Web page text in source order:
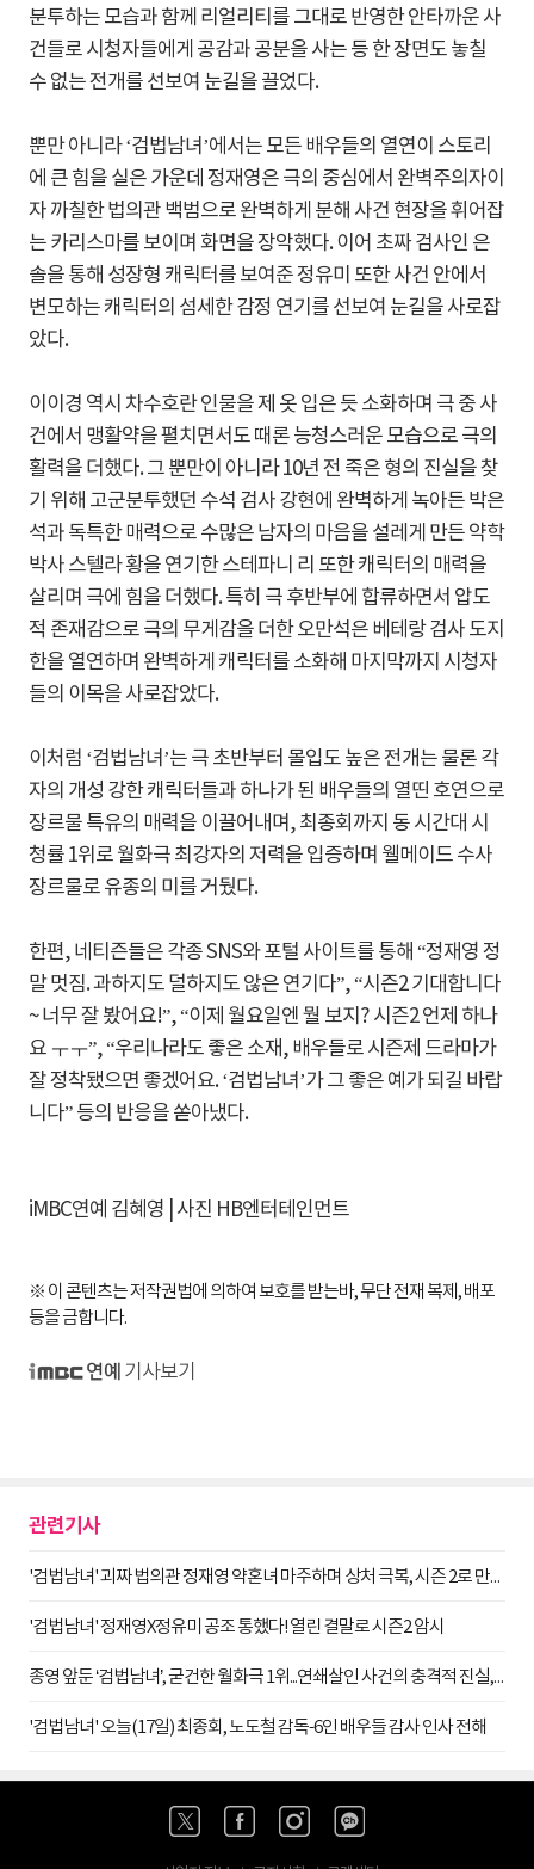
분투하는 모습과 함께 리얼리티를 그대로 반영한 안타까운 사
건들로 시청자들에게 공감과 공분을 사는 등 한 장면도 놓칠
수 없는 전개를 선보여 눈길을 끌었다.
뿐만 아니라 ‘검법남녀’에서는 모든 배우들의 열연이 스토리
에 큰 힘을 실은 가운데 정재영은 극의 중심에서 완벽주의자이
자 까칠한 법의관 백범으로 완벽하게 분해 사건 현장을 휘어잡
는 카리스마를 보이며 화면을 장악했다. 이어 초짜 검사인 은
솔을 통해 성장형 캐릭터를 보여준 정유미 또한 사건 안에서
변모하는 캐릭터의 섬세한 감정 연기를 선보여 눈길을 사로잡
았다.
이이경 역시 차수호란 인물을 제 옷 입은 듯 소화하며 극 중 사
건에서 맹활약을 펼치면서도 때론 능청스러운 모습으로 극의
활력을 더했다. 그 뿐만이 아니라 10년 전 죽은 형의 진실을 찾
기 위해 고군분투했던 수석 검사 강현에 완벽하게 녹아든 박은
석과 독특한 매력으로 수많은 남자의 마음을 설레게 만든 약학
박사 스텔라 황을 연기한 스테파니 리 또한 캐릭터의 매력을
살리며 극에 힘을 더했다. 특히 극 후반부에 합류하면서 압도
적 존재감으로 극의 무게감을 더한 오만석은 베테랑 검사 도지
한을 열연하며 완벽하게 캐릭터를 소화해 마지막까지 시청자
들의 이목을 사로잡았다.
이처럼 ‘검법남녀’는 극 초반부터 몰입도 높은 전개는 물론 각
자의 개성 강한 캐릭터들과 하나가 된 배우들의 열띤 호연으로
장르물 특유의 매력을 이끌어내며, 최종회까지 동 시간대 시
청률 1위로 월화극 최강자의 저력을 입증하며 웰메이드 수사
장르물로 유종의 미를 거뒀다.
한편, 네티즌들은 각종 SNS와 포털 사이트를 통해 “정재영 정
말 멋짐. 과하지도 덜하지도 않은 연기다”, “시즌2 기대합니다
~ 너무 잘 봤어요!”, “이제 월요일엔 뭘 보지? 시즌2 언제 하나
요 ㅜㅜ”, “우리나라도 좋은 소재, 배우들로 시즌제 드라마가
잘 정착됐으면 좋겠어요. ‘검법남녀’가 그 좋은 예가 되길 바랍
니다” 등의 반응을 쏟아냈다.
iMBC연예 김혜영 | 사진 HB엔터테인먼트
※ 이 콘텐츠는 저작권법에 의하여 보호를 받는바, 무단 전재 복제, 배포
등을 금합니다.
기사보기
관련기사
'검법남녀' 괴짜 법의관 정재영 약혼녀 마주하며 상처 극복, 시즌 2로 만나요
'검법남녀' 정재영X정유미 공조 통했다! 열린 결말로 시즌2 암시
종영 앞둔 ‘검법남녀’, 굳건한 월화극 1위...연쇄살인 사건의 충격적 진실, 동 시간대 시청률 8.5%!
'검법남녀' 오늘(17일) 최종회, 노도철 감독-6인 배우들 감사 인사 전해